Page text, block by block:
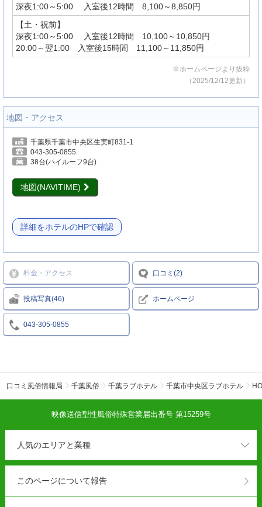
深夜1:00～5:00 入室後12時間 8,100～8,850円
【土・祝前】
深夜1:00～5:00 入室後12時間 10,100～10,850円
20:00～翌1:00 入室後15時間 11,100～11,850円
※ホームページより抜粋
（2025/12/12更新）
地図・アクセス
千葉県千葉市中央区生実町831-1
043-305-0855
38台(ハイルーフ9台)
地図(NAVITIME)
詳細をホテルのHPで確認
料金・アクセス 口コミ(2)
投稿写真(46) ホームページ
043-305-0855
口コミ風俗情報局 千葉風俗 千葉ラブホテル 千葉市中央区ラブホテル
映像送信型性風俗特殊営業届出番号 第15259号
人気のエリアと業種
このページについて報告